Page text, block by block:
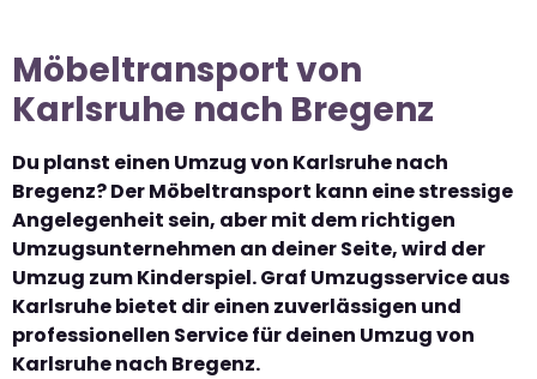
Möbeltransport von
Karlsruhe nach Bregenz
Du planst einen Umzug von Karlsruhe nach
Bregenz? Der Möbeltransport kann eine stressige
Angelegenheit sein, aber mit dem richtigen
Umzugsunternehmen an deiner Seite, wird der
Umzug zum Kinderspiel. Graf Umzugsservice aus
Karlsruhe bietet dir einen zuverlässigen und
professionellen Service für deinen Umzug von
Karlsruhe nach Bregenz.